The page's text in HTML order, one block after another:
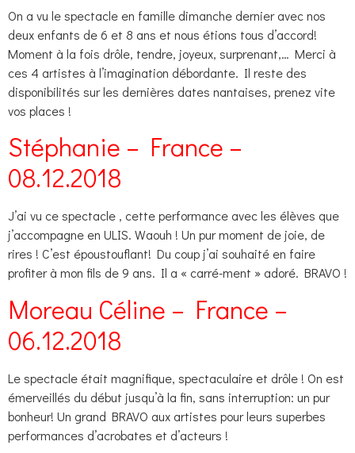
On a vu le spectacle en famille dimanche dernier avec nos
deux enfants de 6 et 8 ans et nous étions tous d’accord!
Moment à la fois drôle, tendre, joyeux, surprenant,… Merci à
ces 4 artistes à l’imagination débordante. Il reste des
disponibilités sur les dernières dates nantaises, prenez vite
vos places !
Stéphanie – France –
08.12.2018
J’ai vu ce spectacle , cette performance avec les élèves que
j’accompagne en ULIS. Waouh ! Un pur moment de joie, de
rires ! C’est époustouflant! Du coup j’ai souhaité en faire
profiter à mon fils de 9 ans. Il a « carré-ment » adoré. BRAVO !
Moreau Céline – France –
06.12.2018
Le spectacle était magnifique, spectaculaire et drôle ! On est
émerveillés du début jusqu’à la fin, sans interruption: un pur
bonheur! Un grand BRAVO aux artistes pour leurs superbes
performances d’acrobates et d’acteurs !